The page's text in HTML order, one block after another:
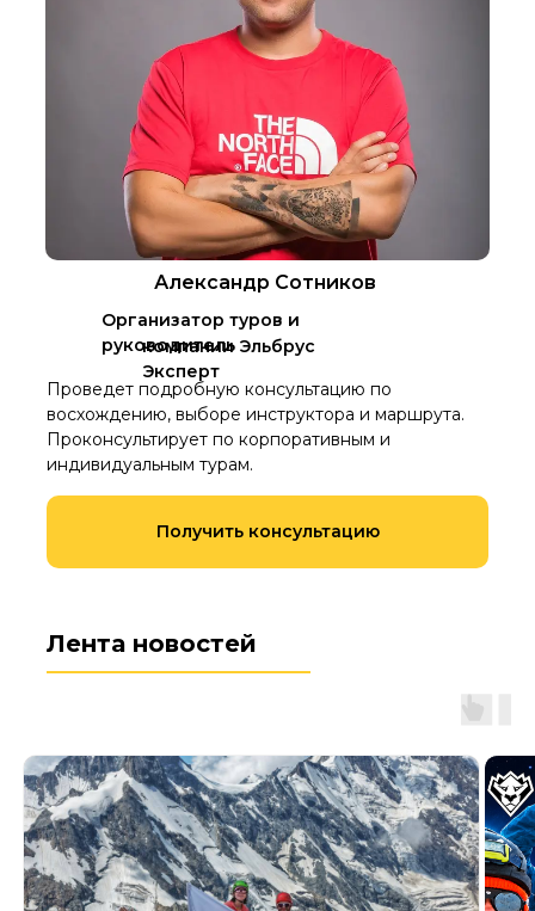
Проведет подробную консультацию по
восхождению, выборе инструктора и маршрута.
Проконсультирует по корпоративным и
индивидуальным турам.
Организатор туров и
руководитель
Александр Сотников
Получить консультацию
компании Эльбрус
Эксперт
Лента новостей